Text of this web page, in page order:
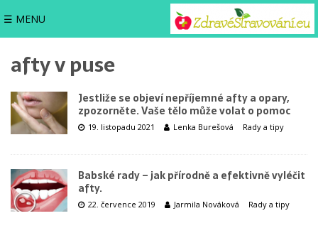
☰ MENU
afty v puse
Jestliže se objeví nepříjemné afty a opary,
zpozorněte. Vaše tělo může volat o pomoc
19. listopadu 2021 Lenka Burešová Rady a tipy
Babské rady – jak přírodně a efektivně vyléčit
afty.
22. července 2019 Jarmila Nováková Rady a tipy